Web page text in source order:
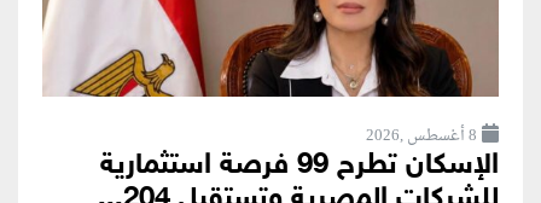
8 أغسطس ,2026
الإسكان تطرح 99 فرصة استثمارية